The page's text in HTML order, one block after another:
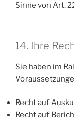
Sinne von Art.
14. Ihre
Sie haben im
Recht auf
Recht auf